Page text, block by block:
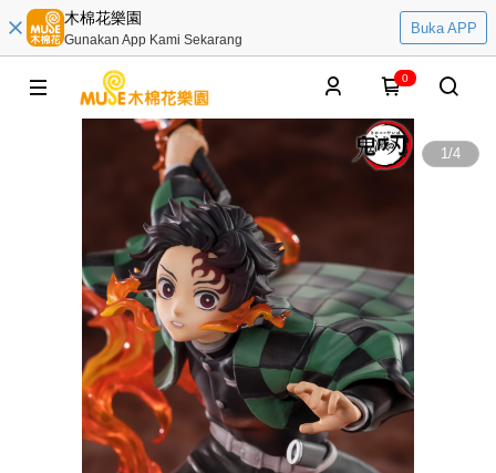
木棉花樂園
Gunakan App Kami Sekarang
Buka APP
0
1/4